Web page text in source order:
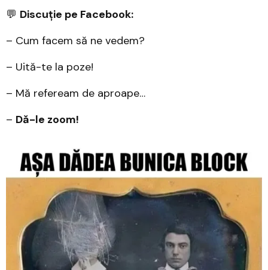
💬 Discuție pe Facebook:
– Cum facem să ne vedem?
– Uită-te la poze!
– Mă refeream de aproape…
– Dă-le zoom!